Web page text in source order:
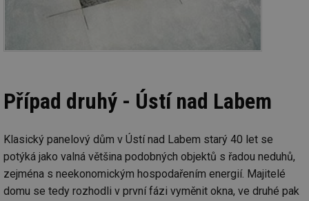
Případ druhý - Ústí nad Labem
Klasický panelový dům v Ústí nad Labem starý 40 let se
potýká jako valná většina podobných objektů s řadou neduhů,
zejména s neekonomickým hospodařením energií. Majitelé
domu se tedy rozhodli v první fázi vyměnit okna, ve druhé pak